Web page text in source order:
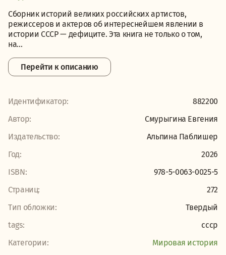
Сборник историй великих российских артистов,
режиссеров и актеров об интереснейшем явлении в
истории СССР — дефиците. Эта книга не только о том,
на...
Перейти к описанию
Идентификатор:
882200
Автор:
Смурыгина Евгения
Издательство:
Альпина Паблишер
Год:
2026
ISBN:
978-5-0063-0025-5
Страниц:
272
Тип обложки:
Твердый
tags:
ссср
Категории:
Мировая история